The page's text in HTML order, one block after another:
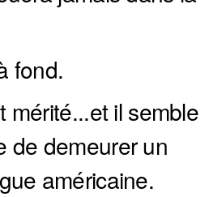
fond.
mérité...et il semble
de demeurer un
américaine.